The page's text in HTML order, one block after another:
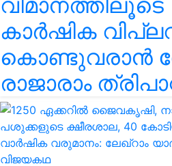
കാർഷിക
കൊണ്ടുവരാൻ
രാജാരാം